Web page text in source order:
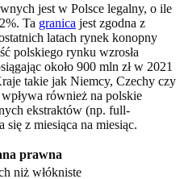
jest w Polsce legalny, o ile
Ta granica jest zgodna z
latach rynek konopny
polskiego rynku wzrosła
około 900 mln zł w 2021
takie jak Niemcy, Czechy czy
również na polskie
ekstraktów (np. full-
z miesiąca na miesiąc.
prawna
niż włókniste